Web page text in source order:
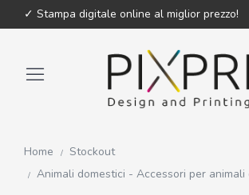
✓ Stampa digitale online al miglior prezzo!
Home
Stockout
Animali domestici - Accessori per animali